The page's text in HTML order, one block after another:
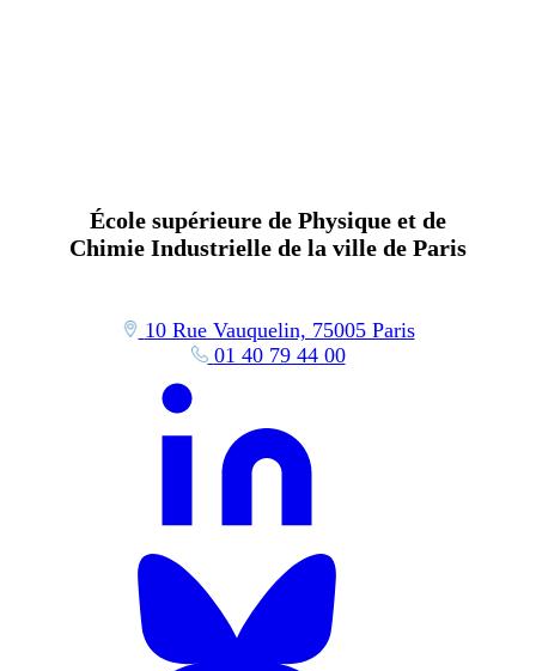
École supérieure de Physique et de
Chimie Industrielle de la ville de Paris
10 Rue Vauquelin, 75005 Paris
01 40 79 44 00